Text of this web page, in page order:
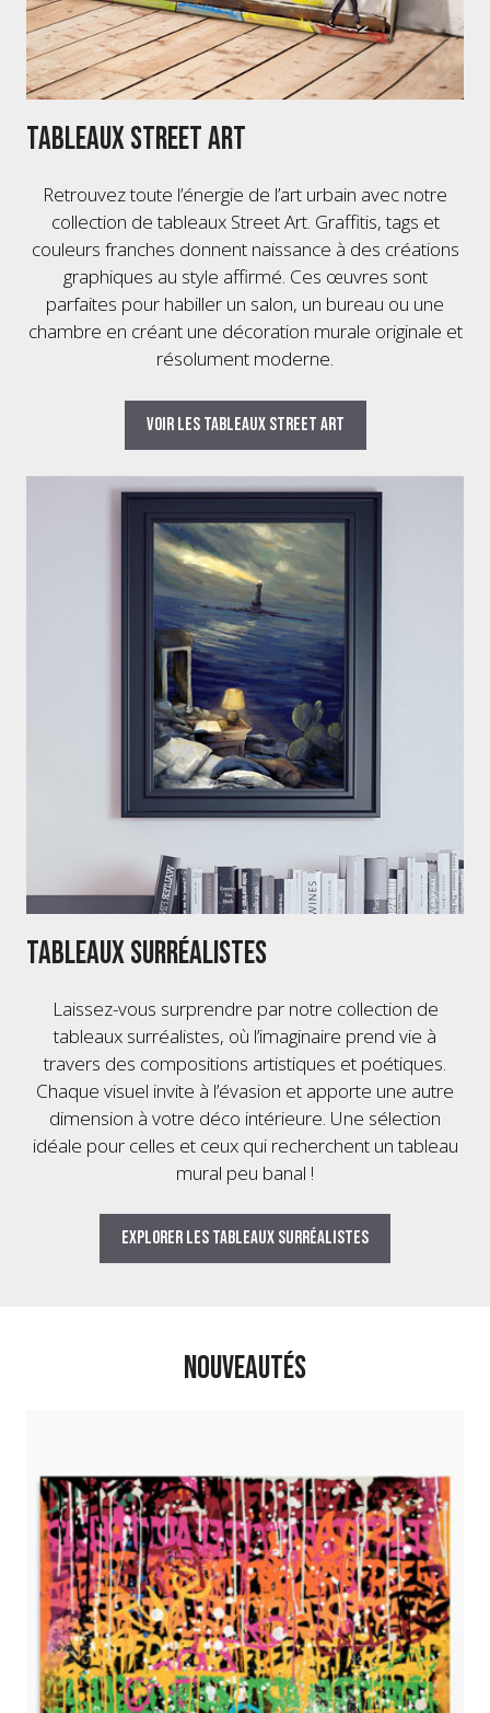
Tableaux Street Art
Retrouvez toute l’énergie de l’art urbain avec notre
collection de tableaux Street Art. Graffitis, tags et
couleurs franches donnent naissance à des créations
graphiques au style affirmé. Ces œuvres sont
parfaites pour habiller un salon, un bureau ou une
chambre en créant une décoration murale originale et
résolument moderne.
Voir les tableaux Street Art
Tableaux Surréalistes
Laissez-vous surprendre par notre collection de
tableaux surréalistes, où l’imaginaire prend vie à
travers des compositions artistiques et poétiques.
Chaque visuel invite à l’évasion et apporte une autre
dimension à votre déco intérieure. Une sélection
idéale pour celles et ceux qui recherchent un tableau
mural peu banal !
Explorer les tableaux surréalistes
NOUVEAUTÉS